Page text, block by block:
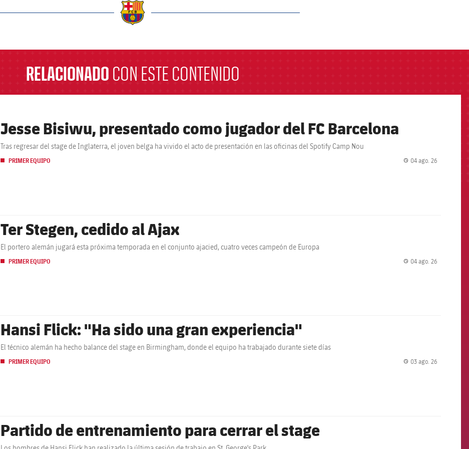
RELACIONADO CON ESTE CONTENIDO
Jesse Bisiwu, presentado como jugador del FC Barcelona
Tras regresar del stage de Inglaterra, el joven belga ha vivido el acto de presentación en las oficinas del Spotify Camp Nou
PRIMER EQUIPO 04 ago. 26
Ter Stegen, cedido al Ajax
El portero alemán jugará esta próxima temporada en el conjunto ajacied, cuatro veces campeón de Europa
PRIMER EQUIPO 04 ago. 26
Hansi Flick: "Ha sido una gran experiencia"
El técnico alemán ha hecho balance del stage en Birmingham, donde el equipo ha trabajado durante siete días
PRIMER EQUIPO 03 ago. 26
Partido de entrenamiento para cerrar el stage